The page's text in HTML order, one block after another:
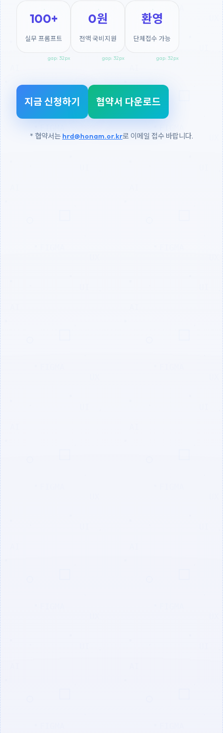
100+
실무 프롬프트
0원
전액 국비지원
환영
단체접수 가능
지금 신청하기 협약서 다운로드
* 협약서는 hrd@honam.or.kr로 이메일 접수 바랍니다.